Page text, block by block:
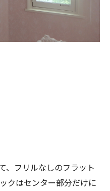
、フリルなしのフラット
クはセンター部分だけに